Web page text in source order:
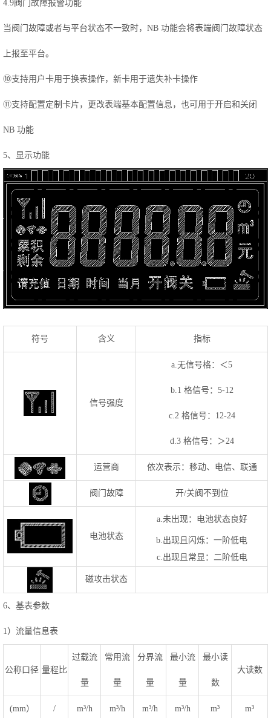
4.9阀门故障报警功能
当阀门故障或者与平台状态不一致时，NB 功能会将表端阀门故障状态
上报至平台。
⑩支持用户卡用于换表操作，新卡用于遗失补卡操作
⑪支持配置定制卡片，更改表端基本配置信息，也可用于开启和关闭
NB 功能
5、显示功能
符号 含义 指标
信号强度
a.无信号格：＜5
b.1 格信号：5-12
c.2 格信号：12-24
d.3 格信号：＞24
运营商 依次表示：移动、电信、联通
阀门故障 开/关阀不到位
电池状态
a.未出现：电池状态良好
b.出现且闪烁：一阶低电
c.出现且常显：二阶低电
磁攻击状态
6、基表参数
1）流量信息表
公称口径 量程比
过载流
量
常用流
量
分界流
量
最小流
量
最小读
数
大读数
(mm） / m³/h m³/h m³/h m³/h m³ m³